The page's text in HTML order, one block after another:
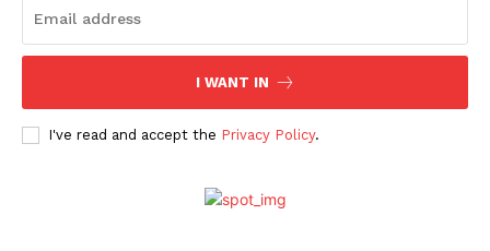
I WANT IN
I've read and accept the Privacy Policy.